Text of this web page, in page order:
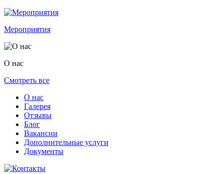
Мероприятия
О нас
Смотреть все
О нас
Галерея
Отзывы
Блог
Вакансии
Дополнительные услуги
Документы